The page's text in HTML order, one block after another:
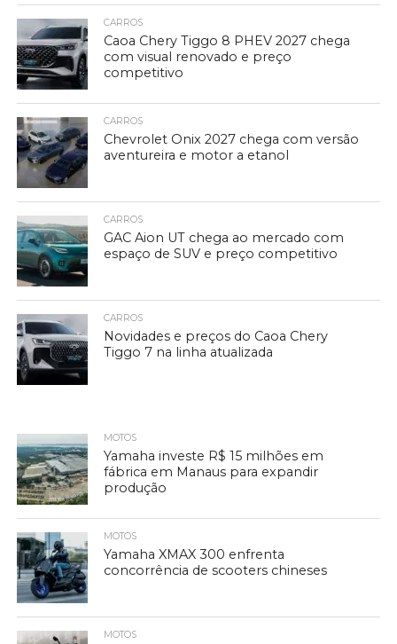
CARROS
Caoa Chery Tiggo 8 PHEV 2027 chega
com visual renovado e preço
competitivo
CARROS
Chevrolet Onix 2027 chega com versão
aventureira e motor a etanol
CARROS
GAC Aion UT chega ao mercado com
espaço de SUV e preço competitivo
CARROS
Novidades e preços do Caoa Chery
Tiggo 7 na linha atualizada
MOTOS
Yamaha investe R$ 15 milhões em
fábrica em Manaus para expandir
produção
MOTOS
Yamaha XMAX 300 enfrenta
concorrência de scooters chineses
MOTOS